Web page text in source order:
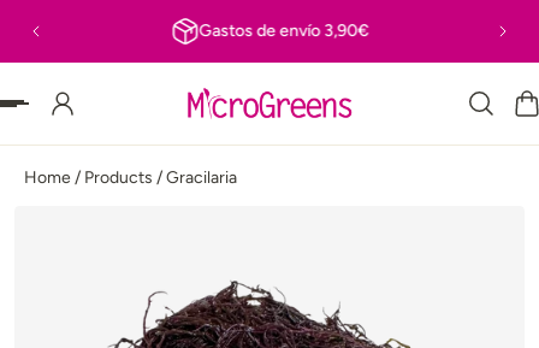
AL CONTENIDO Gastos de envío 3,90€
Home/ Products /Gracilaria